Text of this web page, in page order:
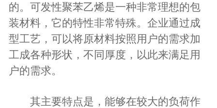
的。可发性聚苯乙烯是一种非常理想的包
装材料，它的特性非常特殊。企业通过成
型工艺，可以将原材料按照用户的需求加
工成各种形状，不同厚度，以此来满足用
户的需求。
其主要特点是，能够在较大的负荷作